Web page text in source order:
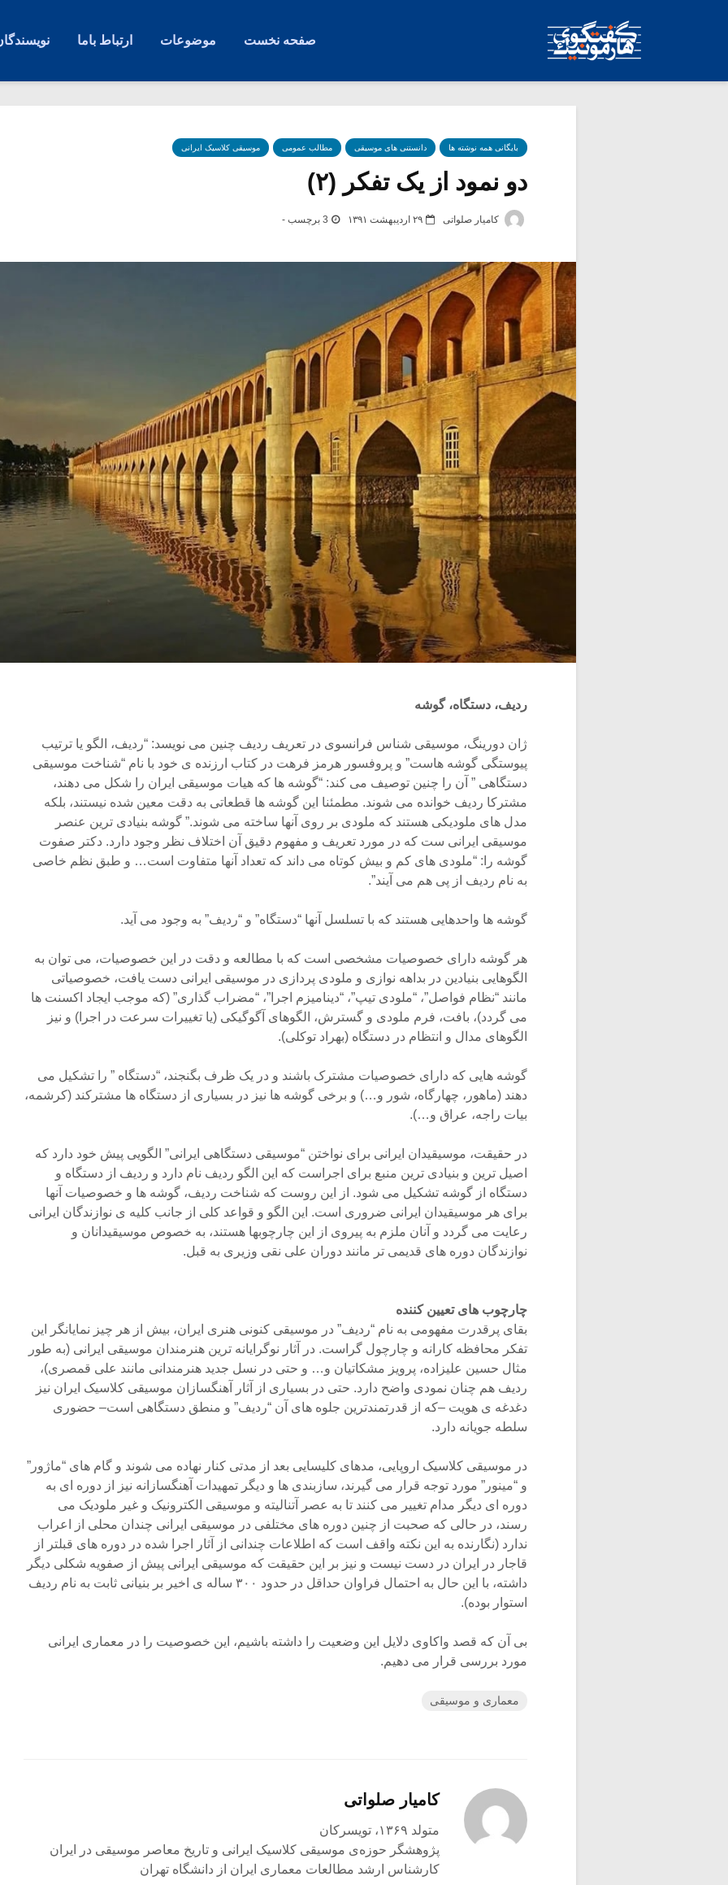
صفحه نخست موضوعات ارتباط باما
بایگانی همه نوشته ها دانستنی های موسیقی مطالب عمومی موسیقی کلاسیک ایرانی
دو نمود از یک تفکر (۲)
کامیار صلواتی ۲۹ اردیبهشت ۱۳۹۱ 3 برچسب -
ردیف، دستگاه، گوشه
ژان دورینگ، موسیقی شناس فرانسوی در تعریف ردیف چنین می نویسد: “ردیف، الگو یا ترتیب
پیوستگی گوشه هاست” و پروفسور هرمز فرهت در کتاب ارزنده ی خود با نام “شناخت موسیقی
دستگاهی ” آن را چنین توصیف می کند: “گوشه ها که هیات موسیقی ایران را شکل می دهند،
مشترکا ردیف خوانده می شوند. مطمئنا این گوشه ها قطعاتی به دقت معین شده نیستند، بلکه
مدل های ملودیکی هستند که ملودی بر روی آنها ساخته می شوند.” گوشه بنیادی ترین عنصر
موسیقی ایرانی ست که در مورد تعریف و مفهوم دقیق آن اختلاف نظر وجود دارد. دکتر صفوت
گوشه را: “ملودی های کم و بیش کوتاه می داند که تعداد آنها متفاوت است… و طبق نظم خاصی
به نام ردیف از پی هم می آیند”.
گوشه ها واحدهایی هستند که با تسلسل آنها “دستگاه” و “ردیف” به وجود می آید.
هر گوشه دارای خصوصیات مشخصی است که با مطالعه و دقت در این خصوصیات، می توان به
الگوهایی بنیادین در بداهه نوازی و ملودی پردازی در موسیقی ایرانی دست یافت، خصوصیاتی
مانند “نظام فواصل”، “ملودی تیپ”، “دینامیزم اجرا”، “مضراب گذاری” (که موجب ایجاد اکسنت ها
می گردد)، بافت، فرم ملودی و گسترش، الگوهای آگوگیکی (یا تغییرات سرعت در اجرا) و نیز
الگوهای مدال و انتظام در دستگاه (بهراد توکلی).
گوشه هایی که دارای خصوصیات مشترک باشند و در یک ظرف بگنجند، “دستگاه ” را تشکیل می
دهند (ماهور، چهارگاه، شور و…) و برخی گوشه ها نیز در بسیاری از دستگاه ها مشترکند (کرشمه،
بیات راجه، عراق و…).
در حقیقت، موسیقیدان ایرانی برای نواختن “موسیقی دستگاهی ایرانی” الگویی پیش خود دارد که
اصیل ترین و بنیادی ترین منبع برای اجراست که این الگو ردیف نام دارد و ردیف از دستگاه و
دستگاه از گوشه تشکیل می شود. از این روست که شناخت ردیف، گوشه ها و خصوصیات آنها
برای هر موسیقیدان ایرانی ضروری است. این الگو و قواعد کلی از جانب کلیه ی نوازندگان ایرانی
رعایت می گردد و آنان ملزم به پیروی از این چارچوبها هستند، به خصوص موسیقیدانان و
نوازندگان دوره های قدیمی تر مانند دوران علی نقی وزیری به قبل.
چارچوب های تعیین کننده
بقای پرقدرت مفهومی به نام “ردیف” در موسیقی کنونی هنری ایران، بیش از هر چیز نمایانگر این
تفکر محافظه کارانه و چارچول گراست. در آثار نوگرایانه ترین هنرمندان موسیقی ایرانی (به طور
مثال حسین علیزاده، پرویز مشکاتیان و… و حتی در نسل جدید هنرمندانی مانند علی قمصری)،
ردیف هم چنان نمودی واضح دارد. حتی در بسیاری از آثار آهنگسازان موسیقی کلاسیک ایران نیز
دغدغه ی هویت –که از قدرتمندترین جلوه های آن “ردیف” و منطق دستگاهی است– حضوری
سلطه جویانه دارد.
در موسیقی کلاسیک اروپایی، مدهای کلیسایی بعد از مدتی کنار نهاده می شوند و گام های “ماژور”
و “مینور” مورد توجه قرار می گیرند، سازبندی ها و دیگر تمهیدات آهنگسازانه نیز از دوره ای به
دوره ای دیگر مدام تغییر می کنند تا به عصر آتنالیته و موسیقی الکترونیک و غیر ملودیک می
رسند، در حالی که صحبت از چنین دوره های مختلفی در موسیقی ایرانی چندان محلی از اعراب
ندارد (نگارنده به این نکته واقف است که اطلاعات چندانی از آثار اجرا شده در دوره های قبلتر از
قاجار در ایران در دست نیست و نیز بر این حقیقت که موسیقی ایرانی پیش از صفویه شکلی دیگر
داشته، با این حال به احتمال فراوان حداقل در حدود ۳۰۰ ساله ی اخیر بر بنیانی ثابت به نام ردیف
استوار بوده).
بی آن که قصد واکاوی دلایل این وضعیت را داشته باشیم، این خصوصیت را در معماری ایرانی
مورد بررسی قرار می دهیم.
معماری و موسیقی
کامیار صلواتی
متولد ۱۳۶۹، تویسرکان
پژوهشگر حوزه‌ی موسیقی کلاسیک ایرانی و تاریخ معاصر موسیقی در ایران
کارشناس ارشد مطالعات معماری ایران از دانشگاه تهران